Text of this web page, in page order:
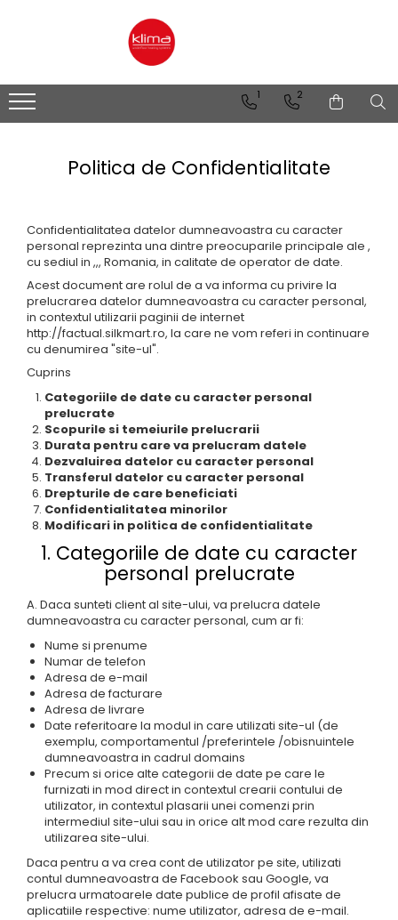
Incalzire in pardoseala sub gresie
Klima Mat
Decoupling System
Incalzire in pardoseala sub parchet
Film Carbon
Covor aluminiu
Degivrare in beton / sapă
Degivrare sub gresie
Degivrare jgheab si burlan
Panou radiant
1 2
Politica de Confidentialitate
Confidentialitatea datelor dumneavoastra cu caracter
personal reprezinta una dintre preocuparile principale ale ,
cu sediul in ,,, Romania, in calitate de operator de date.
Acest document are rolul de a va informa cu privire la
prelucrarea datelor dumneavoastra cu caracter personal,
in contextul utilizarii paginii de internet
http://factual.silkmart.ro, la care ne vom referi in continuare
cu denumirea "site-ul".
Cuprins
Categoriile de date cu caracter personal
prelucrate
Scopurile si temeiurile prelucrarii
Durata pentru care va prelucram datele
Dezvaluirea datelor cu caracter personal
Transferul datelor cu caracter personal
Drepturile de care beneficiati
Confidentialitatea minorilor
Modificari in politica de confidentialitate
1. Categoriile de date cu caracter
personal prelucrate
A. Daca sunteti client al site-ului, va prelucra datele
dumneavoastra cu caracter personal, cum ar fi:
Nume si prenume
Numar de telefon
Adresa de e-mail
Adresa de facturare
Adresa de livrare
Date referitoare la modul in care utilizati site-ul (de
exemplu, comportamentul /preferintele /obisnuintele
dumneavoastra in cadrul domains
Precum si orice alte categorii de date pe care le
furnizati in mod direct in contextul crearii contului de
utilizator, in contextul plasarii unei comenzi prin
intermediul site-ului sau in orice alt mod care rezulta din
utilizarea site-ului.
Daca pentru a va crea cont de utilizator pe site, utilizati
contul dumneavoastra de Facebook sau Google, va
prelucra urmatoarele date publice de profil afisate de
aplicatiile respective: nume utilizator, adresa de e-mail.